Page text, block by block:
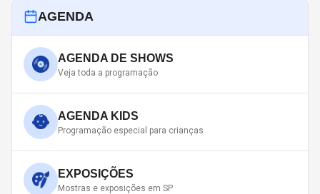
AGENDA
AGENDA DE SHOWS
Veja toda a programação
AGENDA KIDS
Programação especial para crianças
EXPOSIÇÕES
Mostras e exposições em SP